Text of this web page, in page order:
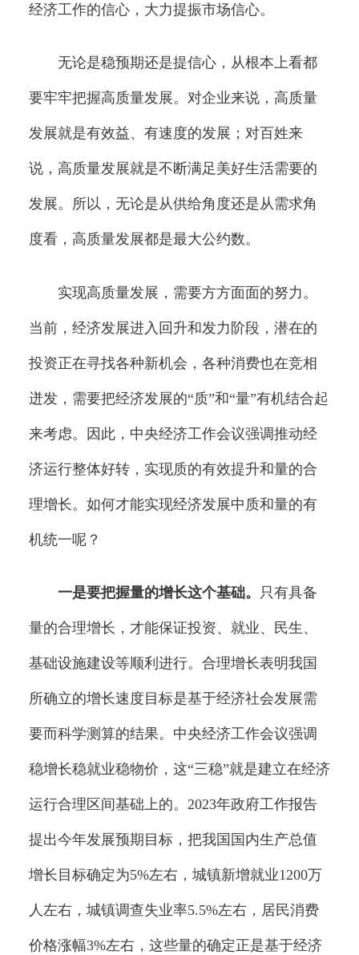
经济工作的信心，大力提振市场信心。
无论是稳预期还是提信心，从根本上看都
要牢牢把握高质量发展。对企业来说，高质量
发展就是有效益、有速度的发展；对百姓来
说，高质量发展就是不断满足美好生活需要的
发展。所以，无论是从供给角度还是从需求角
度看，高质量发展都是最大公约数。
实现高质量发展，需要方方面面的努力。
当前，经济发展进入回升和发力阶段，潜在的
投资正在寻找各种新机会，各种消费也在竞相
迸发，需要把经济发展的“质”和“量”有机结合起
来考虑。因此，中央经济工作会议强调推动经
济运行整体好转，实现质的有效提升和量的合
理增长。如何才能实现经济发展中质和量的有
机统一呢？
一是要把握量的增长这个基础。 只有具备
量的合理增长，才能保证投资、就业、民生、
基础设施建设等顺利进行。合理增长表明我国
所确立的增长速度目标是基于经济社会发展需
要而科学测算的结果。中央经济工作会议强调
稳增长稳就业稳物价，这“三稳”就是建立在经济
运行合理区间基础上的。2023年政府工作报告
提出今年发展预期目标，把我国国内生产总值
增长目标确定为5%左右，城镇新增就业1200万
人左右，城镇调查失业率5.5%左右，居民消费
价格涨幅3%左右，这些量的确定正是基于经济